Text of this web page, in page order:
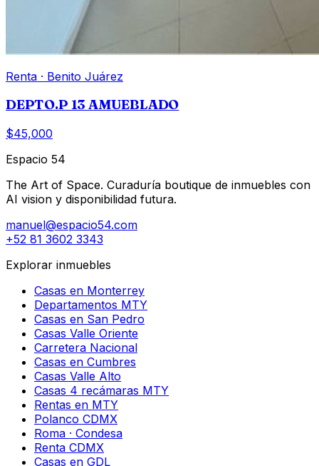
Renta · Benito Juárez
DEPTO.P 13 AMUEBLADO
$45,000
Espacio 54
The Art of Space. Curaduría boutique de inmuebles con
AI vision y disponibilidad futura.
manuel@espacio54.com
+52 81 3602 3343
Explorar inmuebles
Casas en Monterrey
Departamentos MTY
Casas en San Pedro
Casas Valle Oriente
Carretera Nacional
Casas en Cumbres
Casas Valle Alto
Casas 4 recámaras MTY
Rentas en MTY
Polanco CDMX
Roma · Condesa
Renta CDMX
Casas en GDL